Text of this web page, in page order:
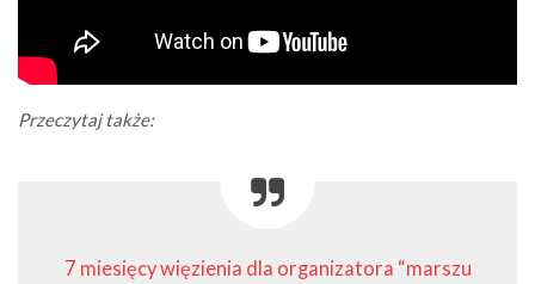
Przeczytaj także:
7 miesięcy więzienia dla organizatora “marszu